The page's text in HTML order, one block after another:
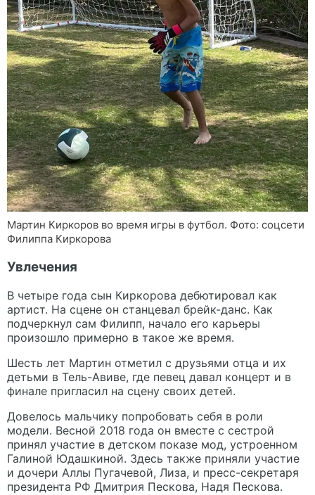
Мартин Киркоров во время игры в футбол. Фото: соцсети
Филиппа Киркорова
Увлечения
В четыре года сын Киркорова дебютировал как
артист. На сцене он станцевал брейк-данс. Как
подчеркнул сам Филипп, начало его карьеры
произошло примерно в такое же время.
Шесть лет Мартин отметил с друзьями отца и их
детьми в Тель-Авиве, где певец давал концерт и в
финале пригласил на сцену своих детей.
Довелось мальчику попробовать себя в роли
модели. Весной 2018 года он вместе с сестрой
принял участие в детском показе мод, устроенном
Галиной Юдашкиной. Здесь также приняли участие
и дочери Аллы Пугачевой, Лиза, и пресс-секретаря
президента РФ Дмитрия Пескова, Надя Пескова.